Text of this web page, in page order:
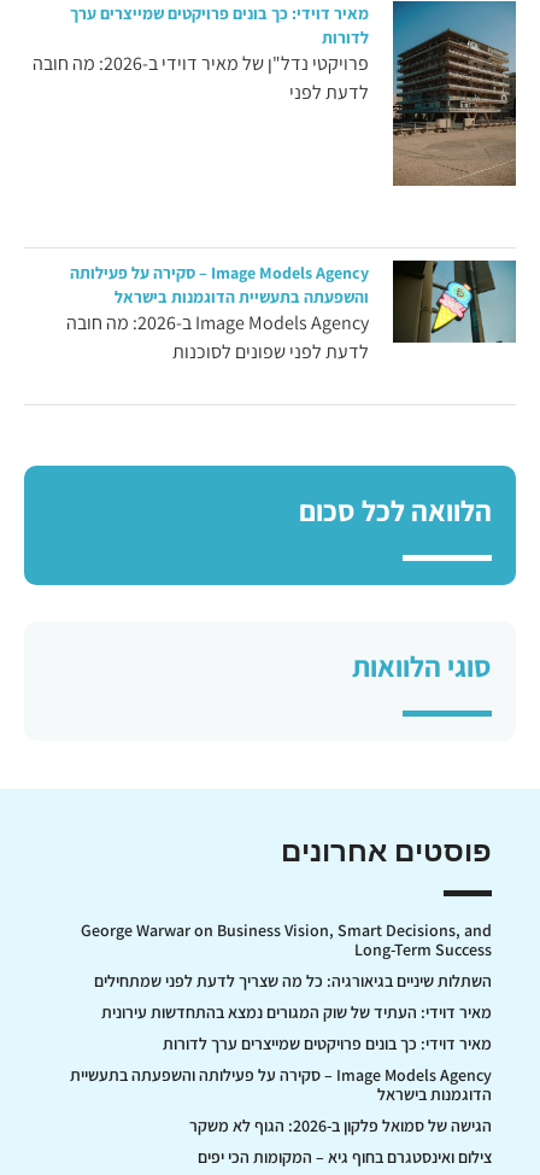
מאיר דוידי: כך בונים פרויקטים שמייצרים ערך
לדורות
פרויקטי נדל"ן של מאיר דוידי ב-2026: מה חובה
לדעת לפני
Image Models Agency – סקירה על פעילותה
והשפעתה בתעשיית הדוגמנות בישראל
Image Models Agency ב-2026: מה חובה
לדעת לפני שפונים לסוכנות
הלוואה לכל סכום
סוגי הלוואות
פוסטים אחרונים
George Warwar on Business Vision, Smart Decisions, and
Long-Term Success
השתלות שיניים בגיאורגיה: כל מה שצריך לדעת לפני שמתחילים
מאיר דוידי: העתיד של שוק המגורים נמצא בהתחדשות עירונית
מאיר דוידי: כך בונים פרויקטים שמייצרים ערך לדורות
Image Models Agency – סקירה על פעילותה והשפעתה בתעשיית
הדוגמנות בישראל
הגישה של סמואל פלקון ב-2026: הגוף לא משקר
צילום ואינסטגרם בחוף גיא – המקומות הכי יפים